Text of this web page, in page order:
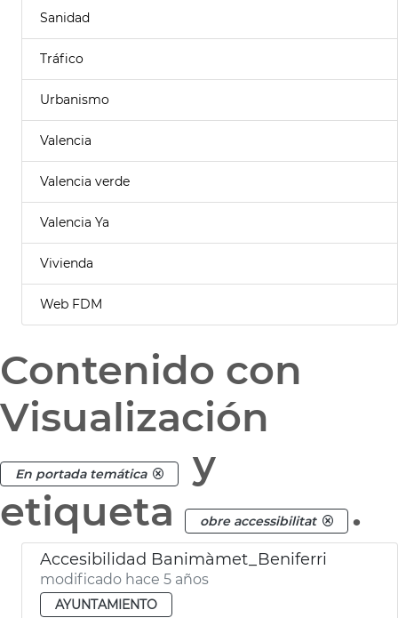
Sanidad
Tráfico
Urbanismo
Valencia
Valencia verde
Valencia Ya
Vivienda
Web FDM
Contenido con
Visualización
En portada temática
y
etiqueta
obre accessibilitat .
Accesibilidad Banimàmet_Beniferri
modificado hace 5 años
AYUNTAMIENTO